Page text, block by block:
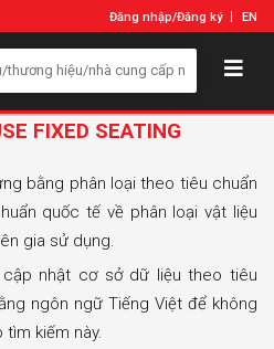
Đăng nhập/Đăng ký EN
FIXED SEATING
bằng phân loại theo tiêu chuẩn
quốc tế về phân loại vật liệu
gia sử dụng.
nhật cơ sở dữ liệu theo tiêu
ngôn ngữ Tiếng Việt để không
kiếm này.